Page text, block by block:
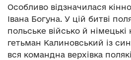
Особливо відзначилася
Івана Богуна. У цій битві
польське військо й німецькі
гетьман Калиновський із
вся командна верхівка